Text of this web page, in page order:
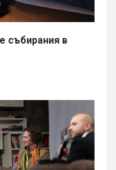
събирания в